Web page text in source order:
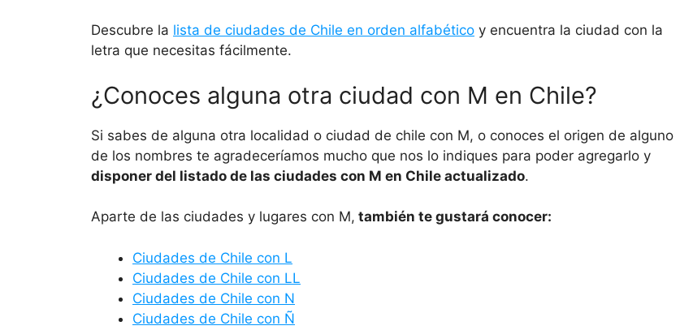
Descubre la lista de ciudades de Chile en orden alfabético y encuentra la ciudad con la
letra que necesitas fácilmente.
¿Conoces alguna otra ciudad con M en Chile?
Si sabes de alguna otra localidad o ciudad de chile con M, o conoces el origen de alguno
de los nombres te agradeceríamos mucho que nos lo indiques para poder agregarlo y
disponer del listado de las ciudades con M en Chile actualizado.
Aparte de las ciudades y lugares con M, también te gustará conocer:
Ciudades de Chile con L
Ciudades de Chile con LL
Ciudades de Chile con N
Ciudades de Chile con Ñ